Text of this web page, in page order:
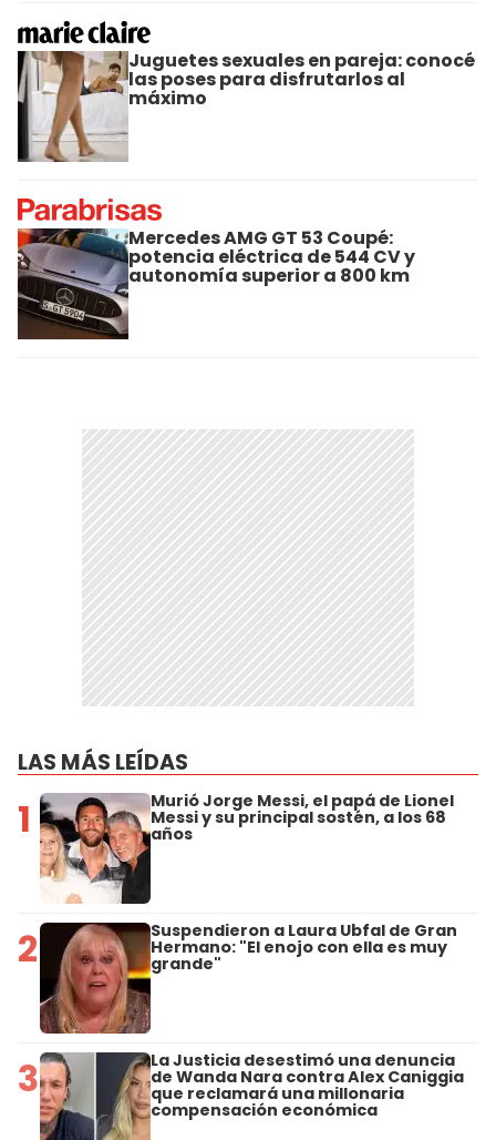
Juguetes sexuales en pareja: conocé
las poses para disfrutarlos al
máximo
Mercedes AMG GT 53 Coupé:
potencia eléctrica de 544 CV y
autonomía superior a 800 km
LAS MÁS LEÍDAS
1 Murió Jorge Messi, el papá de Lionel
Messi y su principal sostén, a los 68
años
2 Suspendieron a Laura Ubfal de Gran
Hermano: "El enojo con ella es muy
grande"
3 La Justicia desestimó una denuncia
de Wanda Nara contra Alex Caniggia
que reclamará una millonaria
compensación económica